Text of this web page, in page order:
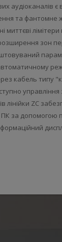
аудіоканалів
та
миттєві
зон
кабель типу
ZC
за допомогою